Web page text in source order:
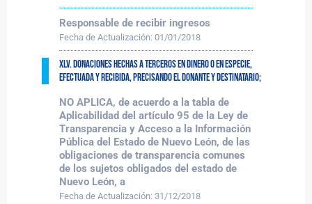
Responsable de recibir ingresos
Fecha de Actualización: 01/01/2018
XLV. Donaciones hechas a terceros en dinero o en especie,
efectuada y recibida, precisando el donante y destinatario;
NO APLICA, de acuerdo a la tabla de
Aplicabilidad del artículo 95 de la Ley de
Transparencia y Acceso a la Información
Pública del Estado de Nuevo León, de las
obligaciones de transparencia comunes
de los sujetos obligados del estado de
Nuevo León, a
Fecha de Actualización: 31/12/2018